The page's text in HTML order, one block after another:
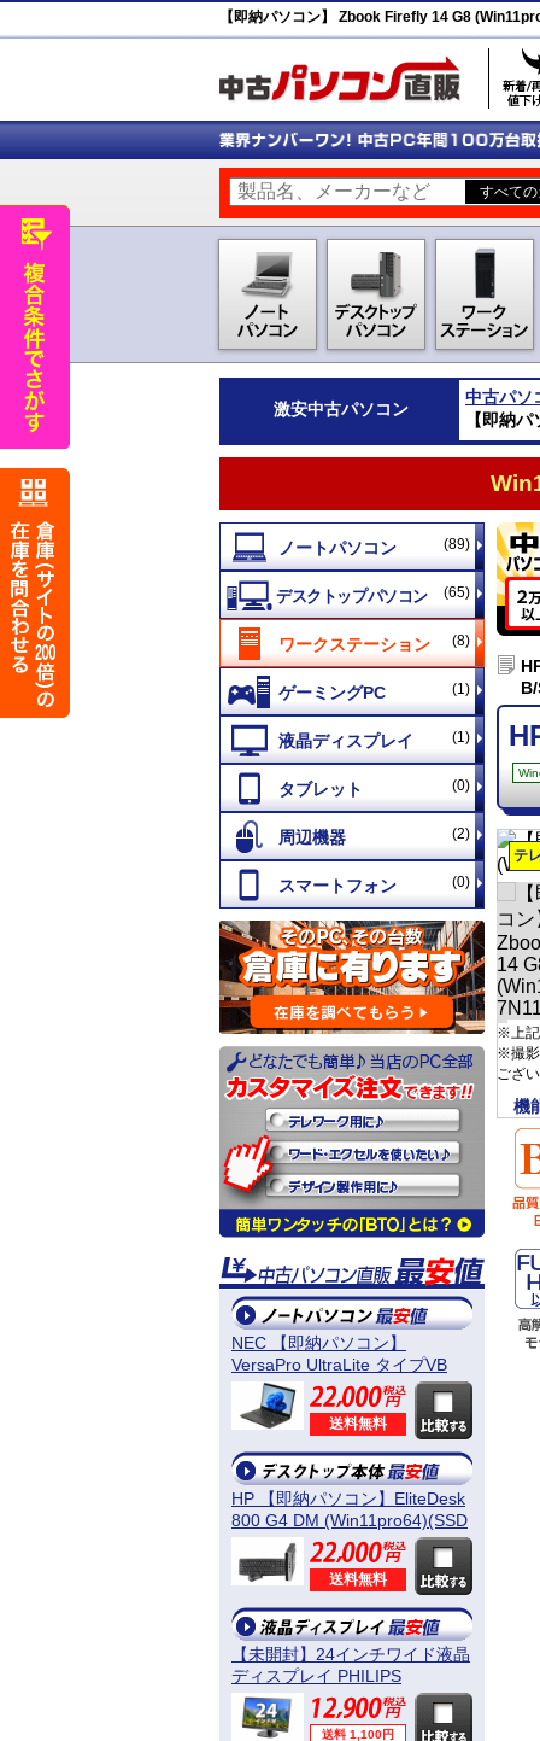
【即納パソコン】 Zbook Firefly 14 G8
激安中古パソコン
中古パソ
【即納
(89)
(65)
(8)
(1)
(1)
(0)
(2)
(0)
NEC 【即納パソコン】
VersaPro UltraLite タイプVB
(Win11pro64) 5N8
送料無料
HP 【即納パソコン】EliteDesk
800 G4 DM (Win11pro64)(SSD
新品) 5D8
送料無料
【未開封】24インチワイド液晶
ディスプレイ PHILIPS
241B4LPYCB/11
送料 1,100円
テ
※上記
※撮影
ござ
機